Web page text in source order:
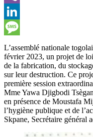
Viber
LinkedIn
Message
L’assemblé nationale
février 2023, un projet de
de la fabrication, du
sur leur destruction. Ce
première session
Mme Yawa Djigbodi
en présence de Moustafa
l’hygiène publique et de
Skpane, Secrétaire général